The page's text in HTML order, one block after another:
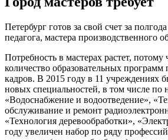
Петербург готов за свой счет за
педагога, мастера производственного
Потребность в мастерах растет,
количество образовательных программ
кадров. В 2015 году в 11 учреждениях
новых специальностей, в том числе по
«Водоснабжение и водоотведение»,
обслуживание и ремонт
«Технология деревообработки»,
году увеличен набор по ряду